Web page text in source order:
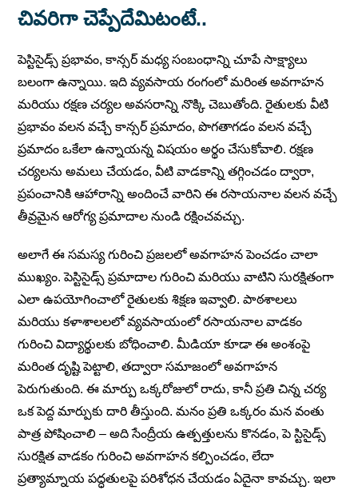
చివరిగా చెప్పేదేమిటంటే..
పెస్టిసైడ్స్ ప్రభావం, కాన్సర్ మధ్య సంబంధాన్ని చూపే సాక్ష్యాలు
బలంగా ఉన్నాయి. ఇది వ్యవసాయ రంగంలో మరింత అవగాహన
మరియు రక్షణ చర్యల అవసరాన్ని నొక్కి చెబుతోంది. రైతులకు వీటి
ప్రభావం వలన వచ్చే కాన్సర్ ప్రమాదం, పొగతాగడం వలన వచ్చే
ప్రమాదం ఒకేలా ఉన్నాయన్న విషయం అర్థం చేసుకోవాలి. రక్షణ
చర్యలను అమలు చేయడం, వీటి వాడకాన్ని తగ్గించడం ద్వారా,
ప్రపంచానికి ఆహారాన్ని అందించే వారిని ఈ రసాయనాల వలన వచ్చే
తీవ్రమైన ఆరోగ్య ప్రమాదాల నుండి రక్షించవచ్చు.
అలాగే ఈ సమస్య గురించి ప్రజలలో అవగాహన పెంచడం చాలా
ముఖ్యం. పెస్టిసైడ్స్ ప్రమాదాల గురించి మరియు వాటిని సురక్షితంగా
ఎలా ఉపయోగించాలో రైతులకు శిక్షణ ఇవ్వాలి. పాఠశాలలు
మరియు కళాశాలలలో వ్యవసాయంలో రసాయనాల వాడకం
గురించి విద్యార్థులకు బోధించాలి. మీడియా కూడా ఈ అంశంపై
మరింత దృష్టి పెట్టాలి, తద్వారా సమాజంలో అవగాహన
పెరుగుతుంది. ఈ మార్పు ఒక్కరోజులో రాదు, కానీ ప్రతి చిన్న చర్య
ఒక పెద్ద మార్పుకు దారి తీస్తుంది. మనం ప్రతి ఒక్కరం మన వంతు
పాత్ర పోషించాలి – అది సేంద్రీయ ఉత్పత్తులను కొనడం, పె స్టిసైడ్స్
సురక్షిత వాడకం గురించి అవగాహన కల్పించడం, లేదా
ప్రత్యామ్నాయ పద్ధతులపై పరిశోధన చేయడం ఏదైనా కావచ్చు. ఇలా